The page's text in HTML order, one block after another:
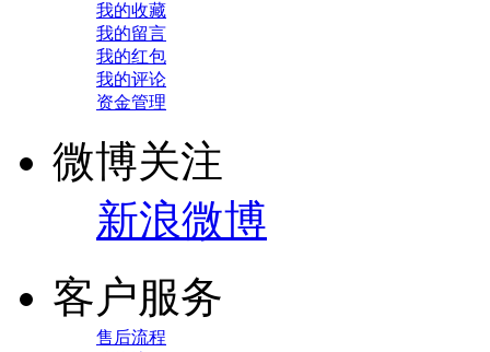
我的收藏
我的留言
我的红包
我的评论
资金管理
微博关注
新浪微博
客户服务
售后流程